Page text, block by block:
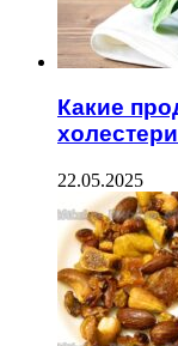
Какие
22.05.2025